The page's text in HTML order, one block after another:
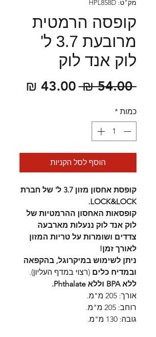
מק"ט: HPL858D
קופסה הרמטית
מרובעת 3.7 ל'
לוק אנד לוק
‏54.00 ‏₪
מחיר
כמות *
הוסף לסל הקניות
קופסת אחסון מזון 3.7 ל' של חברת
LOCK&LOCK.
קופסאות האחסון ההרמטיות של
לוק אנד לוק ננעלות מארבעה
צדדים ושומרות על טריות המזון
לאורך זמן!
ניתן לשימוש במיקרוגל, בהקפאה
ובמדיח כלים (רצוי במדף העליון).
ללא BPA וללא Phthalate.
אורך: 205 מ"מ.
רוחב: 205 מ"מ.
גובה: 130 מ"מ.